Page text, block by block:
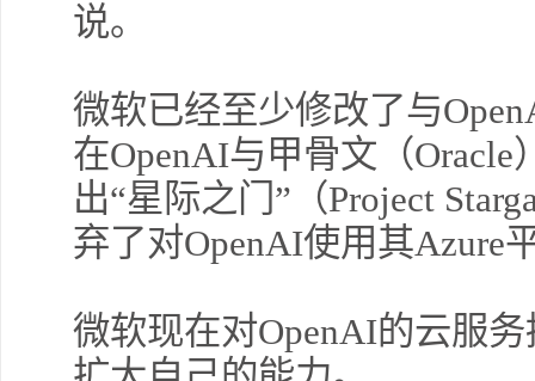
说。
微软已经至少修改了与
在OpenAI与甲骨文（
出“星际之门”（Project
弃了对OpenAI使用其Azure
微软现在对OpenAI的云服